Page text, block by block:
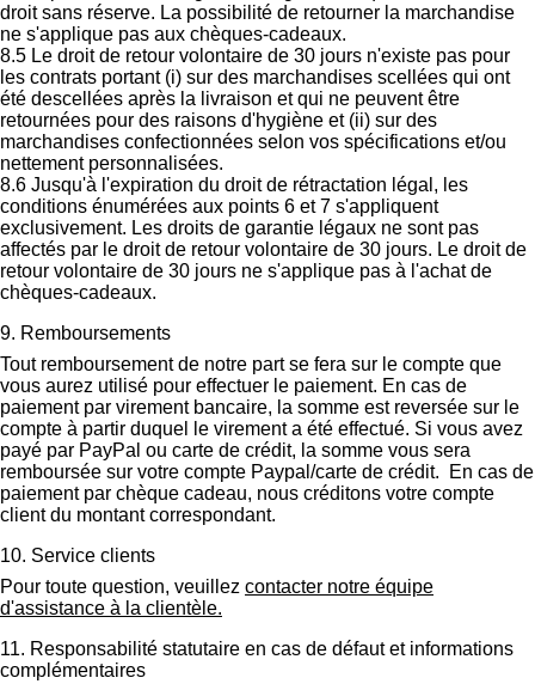
droit sans réserve. La possibilité de retourner la marchandise
ne s'applique pas aux chèques-cadeaux.
8.5 Le droit de retour volontaire de 30 jours n'existe pas pour
les contrats portant (i) sur des marchandises scellées qui ont
été descellées après la livraison et qui ne peuvent être
retournées pour des raisons d'hygiène et (ii) sur des
marchandises confectionnées selon vos spécifications et/ou
nettement personnalisées.
8.6 Jusqu'à l'expiration du droit de rétractation légal, les
conditions énumérées aux points 6 et 7 s'appliquent
exclusivement. Les droits de garantie légaux ne sont pas
affectés par le droit de retour volontaire de 30 jours. Le droit de
retour volontaire de 30 jours ne s'applique pas à l'achat de
chèques-cadeaux.
9. Remboursements
Tout remboursement de notre part se fera sur le compte que
vous aurez utilisé pour effectuer le paiement. En cas de
paiement par virement bancaire, la somme est reversée sur le
compte à partir duquel le virement a été effectué. Si vous avez
payé par PayPal ou carte de crédit, la somme vous sera
remboursée sur votre compte Paypal/carte de crédit. En cas de
paiement par chèque cadeau, nous créditons votre compte
client du montant correspondant.
10. Service clients
Pour toute question, veuillez contacter notre équipe
d'assistance à la clientèle.
11. Responsabilité statutaire en cas de défaut et informations
complémentaires